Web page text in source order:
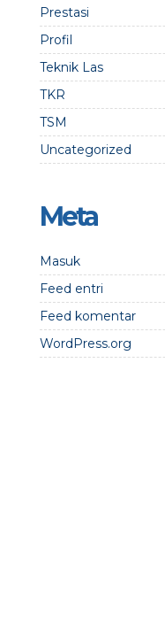
Prestasi
Profil
Teknik Las
TKR
TSM
Uncategorized
Meta
Masuk
Feed entri
Feed komentar
WordPress.org